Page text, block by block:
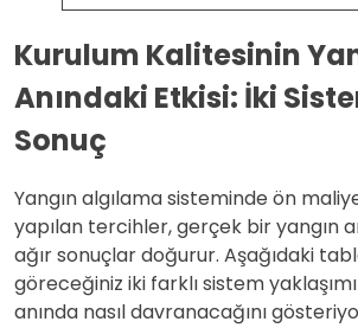
Kurulum Kalitesinin
Anındaki Etkisi: İki
Sonuç
Yangın algılama sisteminde ön
yapılan tercihler, gerçek bir yangın
ağır sonuçlar doğurur. Aşağıdaki
göreceğiniz iki farklı sistem
anında nasıl davranacağını